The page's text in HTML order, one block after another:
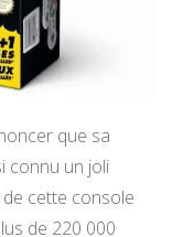
que sa
connu un joli
cette console
de 220 000